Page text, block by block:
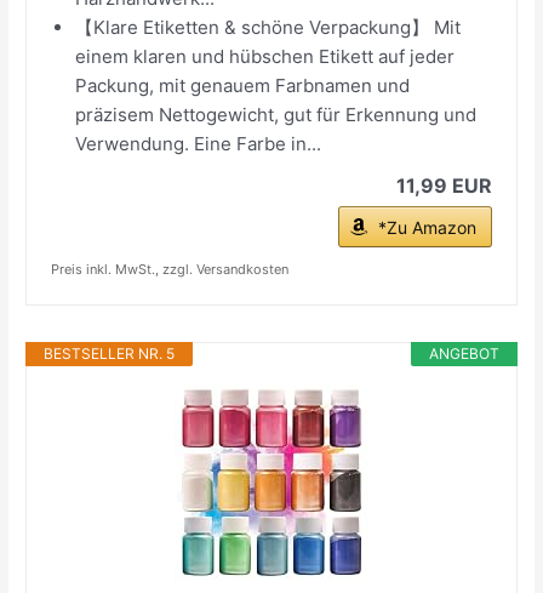
【Klare Etiketten & schöne Verpackung】 Mit
einem klaren und hübschen Etikett auf jeder
Packung, mit genauem Farbnamen und
präzisem Nettogewicht, gut für Erkennung und
Verwendung. Eine Farbe in...
11,99 EUR
*Zu Amazon
Preis inkl. MwSt., zzgl. Versandkosten
ANGEBOT
BESTSELLER NR. 5